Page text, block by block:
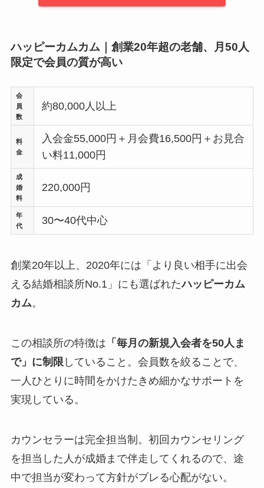
ハッピーカムカム｜創業20年超の老舗、月50人
限定で会員の質が高い
会
員
数
約80,000人以上
料
金
入会金55,000円＋月会費16,500円＋お見合
い料11,000円
成
婚
料
220,000円
年
代
30〜40代中心
創業20年以上、2020年には「より良い相手に出会
える結婚相談所No.1」にも選ばれたハッピーカム
カム。
この相談所の特徴は 「毎月の新規入会者を50人ま
で」に制限 していること。会員数を絞ることで、
一人ひとりに時間をかけたきめ細かなサポートを
実現している。
カウンセラーは完全担当制。初回カウンセリング
を担当した人が成婚まで伴走してくれるので、途
中で担当が変わって方針がブレる心配がない。